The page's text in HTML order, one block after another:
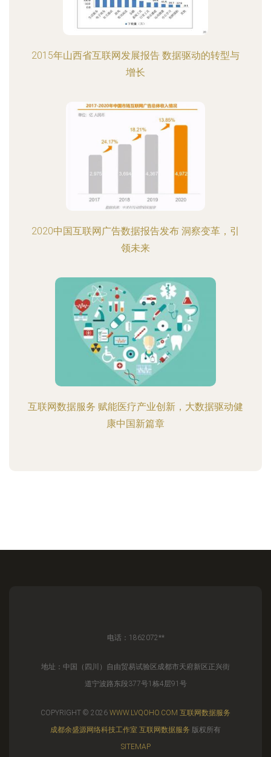
2015年山西省互联网发展报告 数据驱动的转型与
增长
2020中国互联网广告数据报告发布 洞察变革，引
领未来
互联网数据服务 赋能医疗产业创新，大数据驱动健
康中国新篇章
电话：1862072**
地址：中国（四川）自由贸易试验区成都市天府新区正兴街
道宁波路东段377号1栋4层91号
COPYRIGHT © 2026 WWW.LVQOHO.COM 互联网数据服务
成都余盛源网络科技工作室 互联网数据服务 版权所有
SITEMAP